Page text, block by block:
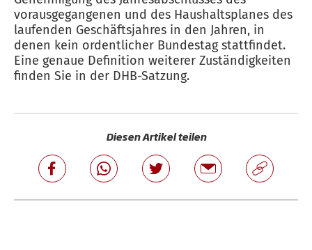
vorausgegangenen und des Haushaltsplanes des
laufenden Geschäftsjahres in den Jahren, in
denen kein ordentlicher Bundestag stattfindet.
Eine genaue Definition weiterer Zuständigkeiten
finden Sie in der DHB-Satzung.
Diesen Artikel teilen